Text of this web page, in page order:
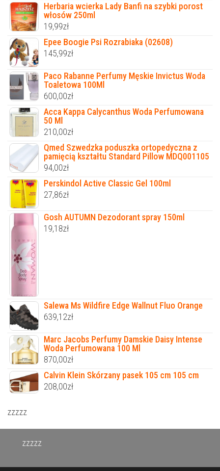
Herbaria wcierka Lady Banfi na szybki porost
włosów 250ml
19,99zł
Epee Boogie Psi Rozrabiaka (02608)
145,99zł
Paco Rabanne Perfumy Męskie Invictus Woda
Toaletowa 100Ml
600,00zł
Acca Kappa Calycanthus Woda Perfumowana
50 Ml
210,00zł
Qmed Szwedzka poduszka ortopedyczna z
pamięcią kształtu Standard Pillow MDQ001105
94,00zł
Perskindol Active Classic Gel 100ml
27,86zł
Gosh AUTUMN Dezodorant spray 150ml
19,18zł
Salewa Ms Wildfire Edge Wallnut Fluo Orange
639,12zł
Marc Jacobs Perfumy Damskie Daisy Intense
Woda Perfumowana 100 Ml
870,00zł
Calvin Klein Skórzany pasek 105 cm 105 cm
208,00zł
zzzzz
zzzzz